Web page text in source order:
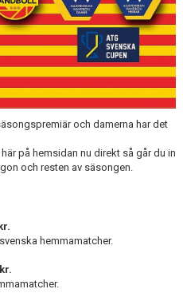
och damerna har det
på hemsidan nu direkt så går du in
och resten av säsongen.
hemmamatcher.